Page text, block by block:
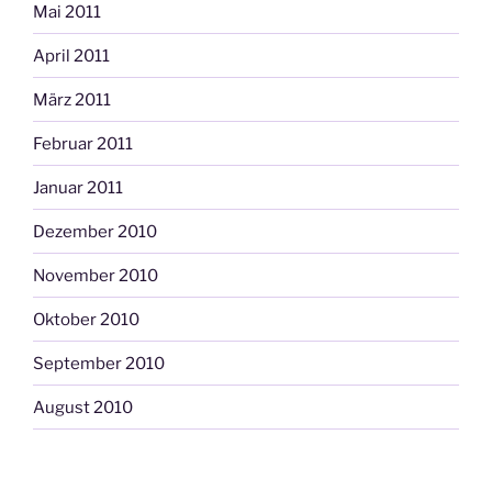
Mai 2011
April 2011
März 2011
Februar 2011
Januar 2011
Dezember 2010
November 2010
Oktober 2010
September 2010
August 2010